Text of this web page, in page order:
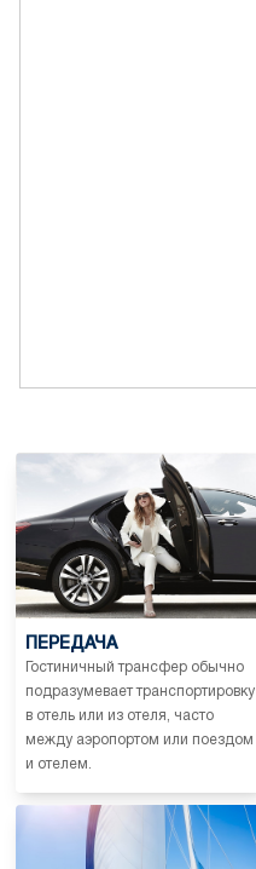
ПЕРЕДАЧА
Гостиничный трансфер обычно
подразумевает транспортировку
в отель или из отеля, часто
между аэропортом или поездом
и отелем.